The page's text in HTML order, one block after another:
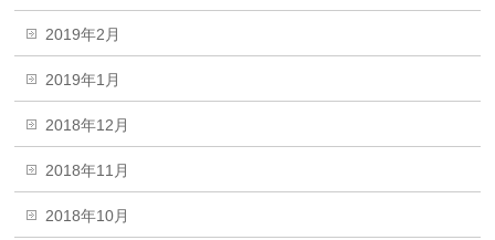
2019年2月
2019年1月
2018年12月
2018年11月
2018年10月